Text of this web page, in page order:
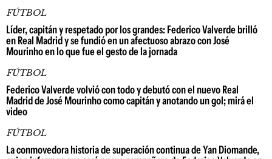
FÚTBOL
Líder, capitán y respetado por los grandes: Federico Valverde brilló
en Real Madrid y se fundió en un afectuoso abrazo con José
Mourinho en lo que fue el gesto de la jornada
FÚTBOL
Federico Valverde volvió con todo y debutó con el nuevo Real
Madrid de José Mourinho como capitán y anotando un gol; mirá el
video
FÚTBOL
La conmovedora historia de superación continua de Yan Diomande,